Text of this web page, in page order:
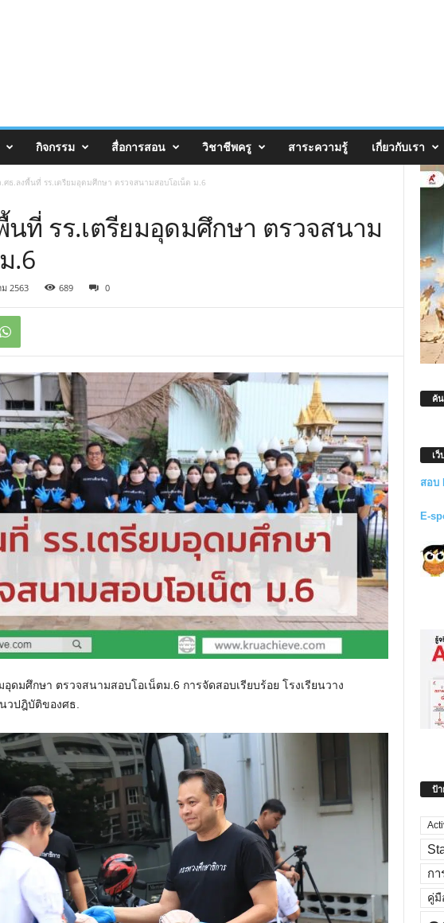
กิจกรรม สื่อการสอน วิชาชีพครู สาระความรู้ เกี่ยวกับเรา
.ศธ.ลงพื้นที่ รร.เตรียมอุดมศึกษา ตรวจสนามสอบโอเน็ต ม.6
นที่ รร.เตรียมอุดมศึกษา ตรวจสนาม
.6
2563 689 0
ดมศึกษา ตรวจสนามสอบโอเน็ตม.6 การจัดสอบเรียบร้อย โรงเรียนวาง
วปฎิบัติของศธ.
ค้
เ
สอบ
E-
ป้
กา
คู่มื